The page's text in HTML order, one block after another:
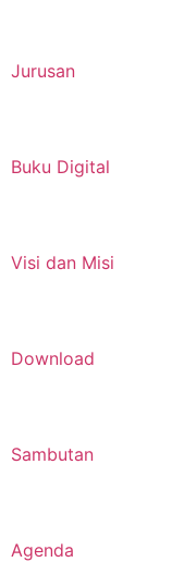
Jurusan
Buku Digital
Visi dan Misi
Download
Sambutan
Agenda